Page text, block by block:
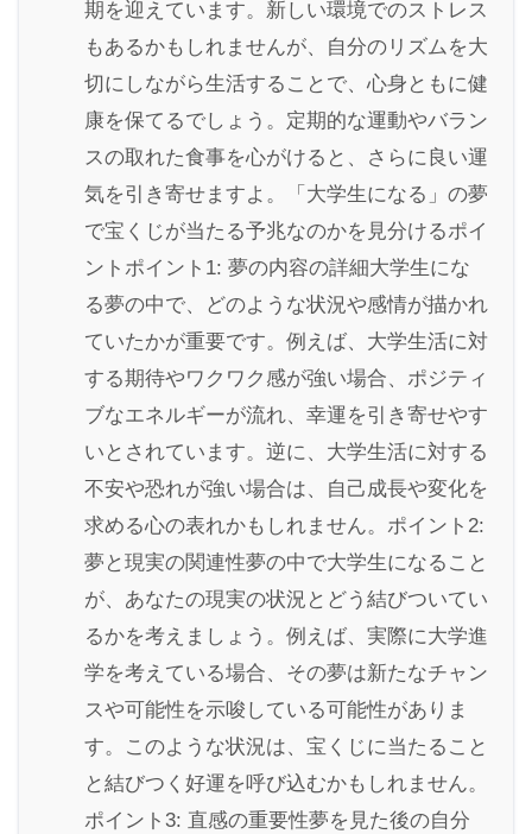
期を迎えています。新しい環境でのストレス
もあるかもしれませんが、自分のリズムを大
切にしながら生活することで、心身ともに健
康を保てるでしょう。定期的な運動やバラン
スの取れた食事を心がけると、さらに良い運
気を引き寄せますよ。「大学生になる」の夢
で宝くじが当たる予兆なのかを見分けるポイ
ントポイント1: 夢の内容の詳細大学生にな
る夢の中で、どのような状況や感情が描かれ
ていたかが重要です。例えば、大学生活に対
する期待やワクワク感が強い場合、ポジティ
ブなエネルギーが流れ、幸運を引き寄せやす
いとされています。逆に、大学生活に対する
不安や恐れが強い場合は、自己成長や変化を
求める心の表れかもしれません。ポイント2:
夢と現実の関連性夢の中で大学生になること
が、あなたの現実の状況とどう結びついてい
るかを考えましょう。例えば、実際に大学進
学を考えている場合、その夢は新たなチャン
スや可能性を示唆している可能性がありま
す。このような状況は、宝くじに当たること
と結びつく好運を呼び込むかもしれません。
ポイント3: 直感の重要性夢を見た後の自分